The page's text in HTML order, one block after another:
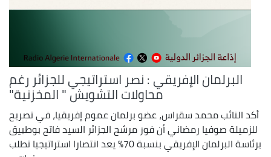
البرلمان الإفريقي : نصر استراتيجي للجزائر رغم
محاولات التشويش " المخزنية"
أكد النائب محمد سقراس، عضو برلمان عموم إفريقيا، في تصريح
للزميلة صوفيا رمضاني أن فوز مرشح الجزائر السيد فاتح بوطبيق
برئاسة البرلمان الإفريقي بنسبة 70% يعد انتصارا استراتيجيا تطلب